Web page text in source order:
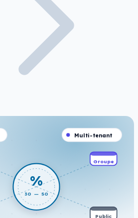
%
30 — 50
Groupe
Public
Multi-tenant